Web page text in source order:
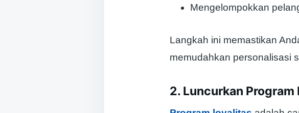
Mengelompokkan
Langkah ini memastikan
memudahkan personalisasi
2. Luncurkan